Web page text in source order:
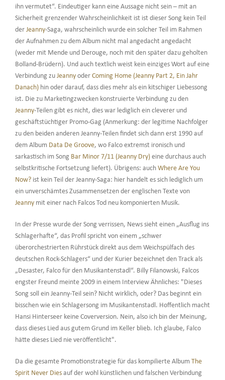
ihn vermutet“. Eindeutiger kann eine Aussage nicht sein – mit an
Sicherheit grenzender Wahrscheinlichkeit ist ist dieser Song kein Teil
der Jeanny-Saga, wahrscheinlich wurde ein solcher Teil im Rahmen
der Aufnahmen zu dem Album nicht mal angedacht angedacht
(weder mit Mende und Derouge, noch mit den später dazu geholten
Bolland-Brüdern). Und auch textlich weist kein einziges Wort auf eine
Verbindung zu Jeannyoder Coming Home (Jeanny Part 2, Ein Jahr
Danach)hin oder darauf, dass dies mehr als ein kitschiger Liebessong
ist. Die zu Marketingzwecken konstruierte Verbindung zu den
Jeanny-Teilen gibt es nicht, dies war lediglich ein cleverer und
geschäftstüchtiger Promo-Gag (Anmerkung: der legitime Nachfolger
zu den beiden anderen Jeanny-Teilen findet sich dann erst 1990 auf
dem Album Data De Groove, wo Falco extremst ironisch und
sarkastisch im Song Bar Minor 7/11 (Jeanny Dry)eine durchaus auch
selbstkritische Fortsetzung liefert). Übrigens: auch Where Are You
Now?ist kein Teil der Jeanny-Saga: hier handelt es sich lediglich um
ein unverschämtes Zusammensetzen der englischen Texte von
Jeannymit einer nach Falcos Tod neu komponierten Musik.
In der Presse wurde der Song verrissen, News sieht einen „Ausflug ins
Schlagerhafte“, das Profil spricht von einem „schwer
überorchestrierten Rührstück direkt aus dem Weichspülfach des
deutschen Rock-Schlagers“ und der Kurier bezeichnet den Track als
„Desaster, Falco für den Musikantenstadl“. Billy Filanowski, Falcos
engster Freund meinte 2009 in einem Interview Ähnliches: "Dieses
Song soll ein Jeanny-Teil sein? Nicht wirklich, oder? Das beginnt ein
bisschen wie ein Schlagersong im Musikantenstadl. Hoffentlich macht
Hansi Hinterseer keine Coverversion. Nein, also ich bin der Meinung,
dass dieses Lied aus gutem Grund im Keller blieb. Ich glaube, Falco
hätte dieses Lied nie veröffentlicht".
Da die gesamte Promotionstrategie für das kompilierte Album The
Spirit Never Diesauf der wohl künstlichen und falschen Verbindung